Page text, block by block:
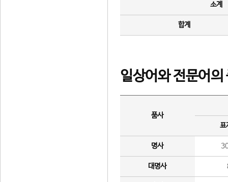
소계
합계
일상어와 전문어의
품사
표
명사
대명사